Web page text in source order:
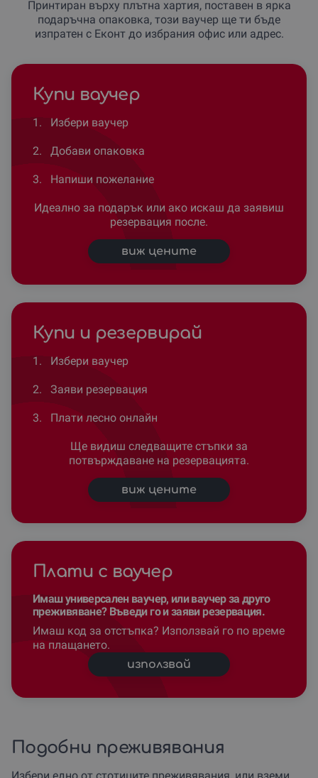
Принтиран върху плътна хартия, поставен в ярка
подаръчна опаковка, този ваучер ще ти бъде
изпратен с Еконт до избрания офис или адрес.
Купи ваучер
1. Избери ваучер
2. Добави опаковка
3. Напиши пожелание
Идеално за подарък или ако искаш да заявиш
резервация после.
виж цените
Купи и резервирай
1. Избери ваучер
2. Заяви резервация
3. Плати лесно онлайн
Ще видиш следващите стъпки за
потвърждаване на резервацията.
виж цените
Плати с ваучер
Имаш универсален ваучер, или ваучер за друго
преживяване? Въведи го и заяви резервация.
Имаш код за отстъпка? Използвай го по време
на плащането.
използвай
Подобни преживявания